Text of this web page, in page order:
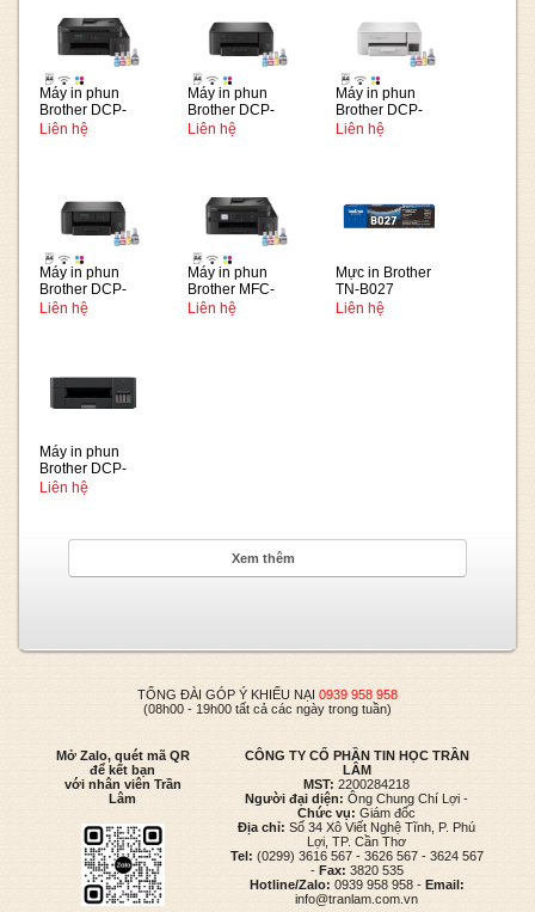
Máy in phun
Brother DCP-
T830DW
Liên hệ
Máy in phun
Brother DCP-
T430W
Liên hệ
Máy in phun
Brother DCP-
T436W
Liên hệ
Máy in phun
Brother DCP-
T530DW
Liên hệ
Máy in phun
Brother MFC-
T930DW
Liên hệ
Mực in Brother
TN-B027
Liên hệ
Máy in phun
Brother DCP-
T220
Liên hệ
Xem thêm
TỔNG ĐÀI GÓP Ý KHIẾU NẠI 0939 958 958
(08h00 - 19h00 tất cả các ngày trong tuần)
Mở Zalo, quét mã QR
để kết bạn
với nhân viên Trần
Lâm
CÔNG TY CỔ PHẦN TIN HỌC TRẦN
LÂM
MST: 2200284218
Người đại diện: Ông Chung Chí Lợi -
Chức vụ: Giám đốc
Địa chỉ: Số 34 Xô Viết Nghệ Tĩnh, P. Phú
Lợi, TP. Cần Thơ
Tel: (0299) 3616 567 - 3626 567 - 3624 567
- Fax: 3820 535
Hotline/Zalo: 0939 958 958 - Email:
info@tranlam.com.vn